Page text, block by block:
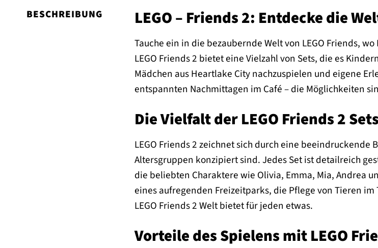
BESCHREIBUNG LEGO – Friends 2: Entdecke die
Tauche ein in die bezaubernde Welt von LEGO Friends,
LEGO Friends 2 bietet eine Vielzahl von Sets, die es
Mädchen aus Heartlake City nachzuspielen und eigene
entspannten Nachmittagen im Café – die Möglichkeiten
Die Vielfalt der LEGO Friends 2 Sets
LEGO Friends 2 zeichnet sich durch eine
Altersgruppen konzipiert sind. Jedes Set ist detailreich
die beliebten Charaktere wie Olivia, Emma, Mia, Andrea
eines aufregenden Freizeitparks, die Pflege von Tieren
LEGO Friends 2 Welt bietet für jeden etwas.
Vorteile des Spielens mit LEGO